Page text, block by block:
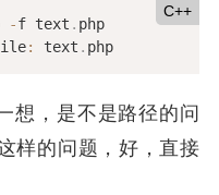
C++
-f text . php
: text . php
想，是不是路径的问
样的问题，好，直接